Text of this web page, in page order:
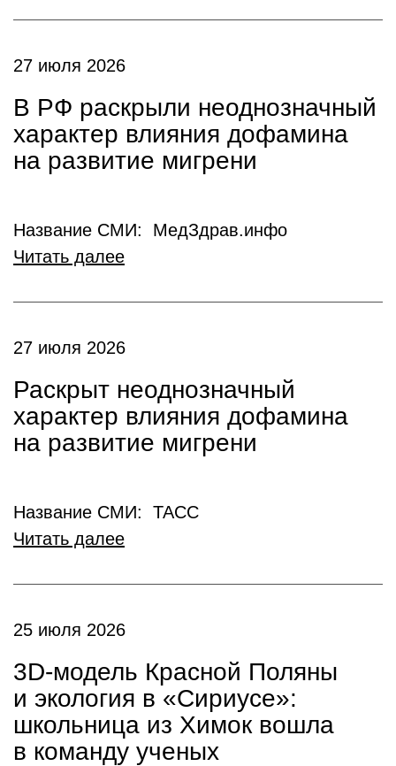
27 июля 2026
В РФ раскрыли неоднозначный
характер влияния дофамина
на развитие мигрени
Название СМИ: МедЗдрав.инфо
Читать далее
27 июля 2026
Раскрыт неоднозначный
характер влияния дофамина
на развитие мигрени
Название СМИ: ТАСС
Читать далее
25 июля 2026
3D-модель Красной Поляны
и экология в «Сириусе»:
школьница из Химок вошла
в команду ученых